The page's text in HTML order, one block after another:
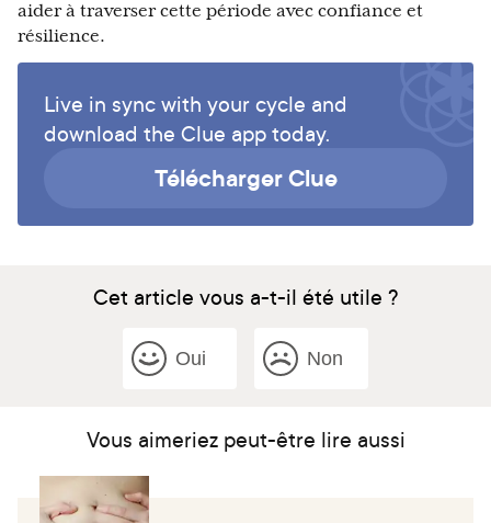
aider à traverser cette période avec confiance et
résilience.
Live in sync with your cycle and
download the Clue app today.
Télécharger Clue
Cet article vous a-t-il été utile ?
Oui Non
Vous aimeriez peut-être lire aussi